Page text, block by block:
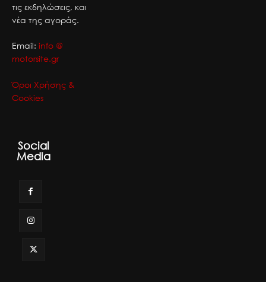
τις εκδηλώσεις, και
νέα της αγοράς.
Email: info @
motorsite.gr
Όροι Χρήσης &
Cookies
Social
Media